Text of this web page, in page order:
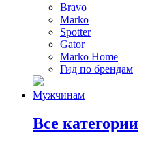
Bravo
Marko
Spotter
Gator
Marko Home
Гид по брендам
Мужчинам
Все категории